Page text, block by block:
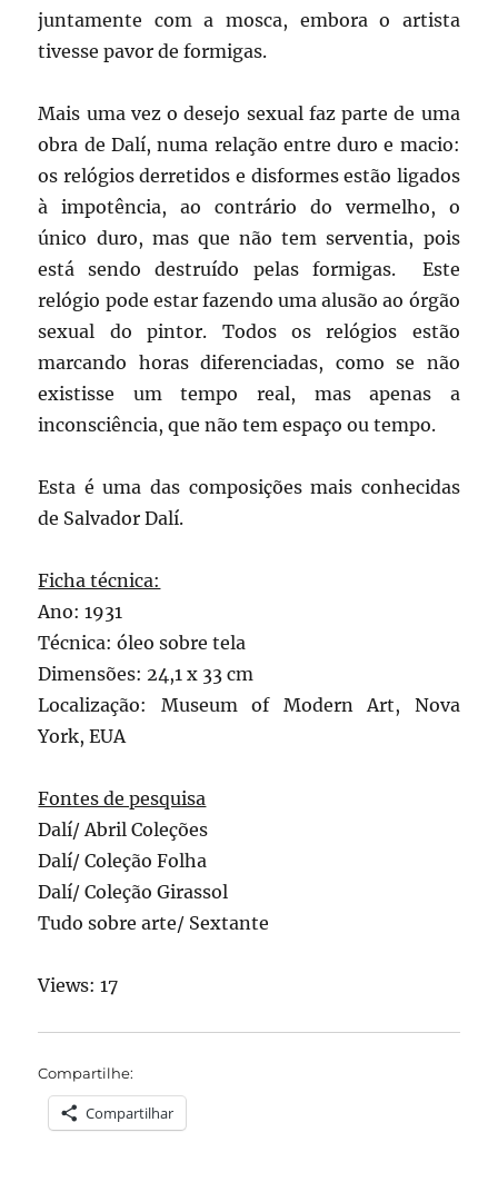
juntamente com a mosca, embora o artista
tivesse pavor de formigas.
Mais uma vez o desejo sexual faz parte de uma
obra de Dalí, numa relação entre duro e macio:
os relógios derretidos e disformes estão ligados
à impotência, ao contrário do vermelho, o
único duro, mas que não tem serventia, pois
está sendo destruído pelas formigas. Este
relógio pode estar fazendo uma alusão ao órgão
sexual do pintor. Todos os relógios estão
marcando horas diferenciadas, como se não
existisse um tempo real, mas apenas a
inconsciência, que não tem espaço ou tempo.
Esta é uma das composições mais conhecidas
de Salvador Dalí.
Ficha técnica:
Ano: 1931
Técnica: óleo sobre tela
Dimensões: 24,1 x 33 cm
Localização: Museum of Modern Art, Nova
York, EUA
Fontes de pesquisa
Dalí/ Abril Coleções
Dalí/ Coleção Folha
Dalí/ Coleção Girassol
Tudo sobre arte/ Sextante
Views: 17
Compartilhe:
Compartilhar